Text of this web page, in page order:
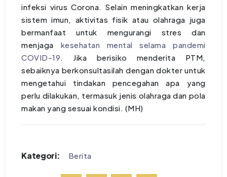
infeksi virus Corona. Selain meningkatkan kerja
sistem imun, aktivitas fisik atau olahraga juga
bermanfaat untuk mengurangi stres dan
menjaga kesehatan mental selama pandemi
COVID-19. Jika berisiko menderita PTM,
sebaiknya berkonsultasilah dengan dokter untuk
mengetahui tindakan pencegahan apa yang
perlu dilakukan, termasuk jenis olahraga dan pola
makan yang sesuai kondisi. (MH)
Kategori: Berita